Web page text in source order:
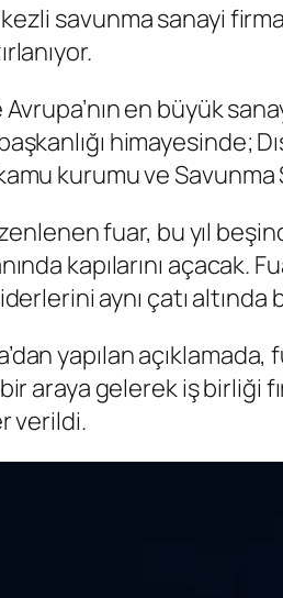
savunma sanayi
Avrupa’nın en büyük
himayesinde;
kurumu ve Savunma
fuar, bu yıl
kapılarını
aynı çatı altında
yapılan
araya gelerek iş birliği
verildi.